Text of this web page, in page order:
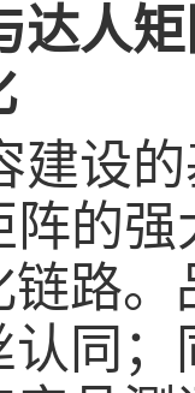
达人
建设
阵的
链路
同